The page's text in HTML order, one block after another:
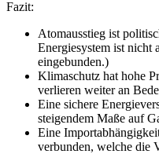
Fazit:
Atomausstieg ist
Energiesystem ist nicht
eingebunden.)
Klimaschutz hat hohe
verlieren weiter an
Eine sichere
steigendem Maße auf
Eine
verbunden, welche die